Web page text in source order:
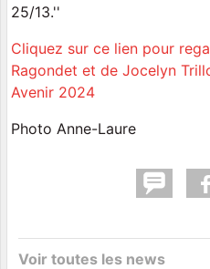
25/13.''
Cliquez sur ce lien pour
Ragondet et de Jocelyn
Avenir 2024
Photo Anne-Laure
Voir toutes les news